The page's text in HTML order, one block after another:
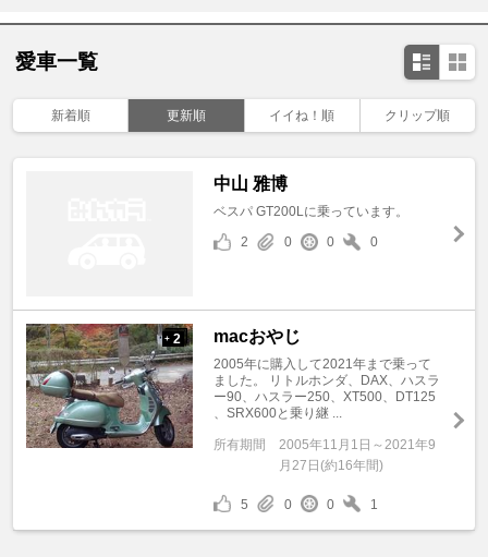
愛車一覧
新着順 更新順 イイね！順 クリップ順
中山 雅博
ベスパ GT200Lに乗っています。
2
0 0 0
+ 2 macおやじ
2005年に購入して2021年まで乗って
ました。 リトルホンダ、DAX、ハスラ
ー90、ハスラー250、XT500、DT125
、SRX600と乗り継 ...
所有期間
2005年11月1日～2021年9
月27日(約16年間)
5 0 0 1